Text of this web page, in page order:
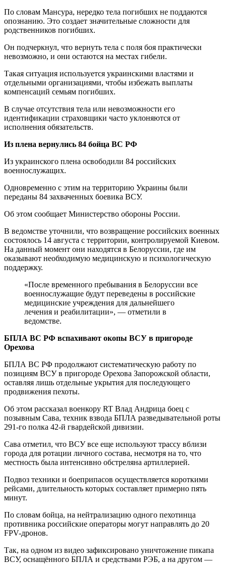
По словам Мансура, нередко тела погибших не поддаются
опознанию. Это создает значительные сложности для
родственников погибших.
Он подчеркнул, что вернуть тела с поля боя практически
невозможно, и они остаются на местах гибели.
Такая ситуация используется украинскими властями и
отдельными организациями, чтобы избежать выплаты
компенсаций семьям погибших.
В случае отсутствия тела или невозможности его
идентификации страховщики часто уклоняются от
исполнения обязательств.
Из плена вернулись 84 бойца ВС РФ
Из украинского плена освободили 84 российских
военнослужащих.
Одновременно с этим на территорию Украины были
переданы 84 захваченных боевика ВСУ.
Об этом сообщает Министерство обороны России.
В ведомстве уточнили, что возвращение российских военных
состоялось 14 августа с территории, контролируемой Киевом.
На данный момент они находятся в Белоруссии, где им
оказывают необходимую медицинскую и психологическую
поддержку.
«После временного пребывания в Белоруссии все
военнослужащие будут переведены в российские
медицинские учреждения для дальнейшего
лечения и реабилитации», — отметили в
ведомстве.
БПЛА ВС РФ вспахивают окопы ВСУ в пригороде
Орехова
БПЛА ВС РФ продолжают систематическую работу по
позициям ВСУ в пригороде Орехова Запорожской области,
оставляя лишь отдельные укрытия для последующего
продвижения пехоты.
Об этом рассказал военкору RT Влад Андрица боец с
позывным Сава, техник взвода БПЛА разведывательной роты
291-го полка 42-й гвардейской дивизии.
Сава отметил, что ВСУ все еще используют трассу вблизи
города для ротации личного состава, несмотря на то, что
местность была интенсивно обстреляна артиллерией.
Подвоз техники и боеприпасов осуществляется короткими
рейсами, длительность которых составляет примерно пять
минут.
По словам бойца, на нейтрализацию одного пехотинца
противника российские операторы могут направлять до 20
FPV-дронов.
Так, на одном из видео зафиксировано уничтожение пикапа
ВСУ, оснащённого БПЛА и средствами РЭБ, а на другом —